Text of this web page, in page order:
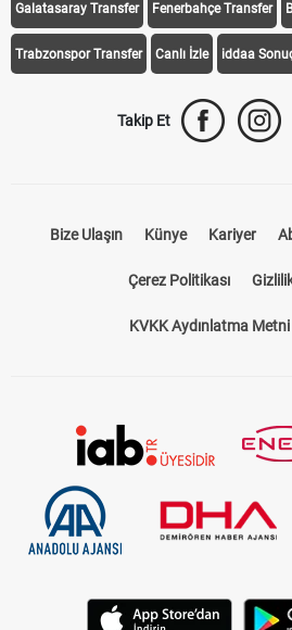
Galatasaray Transfer Fenerbahçe Transfer
Trabzonspor Transfer Canlı İzle iddaa
Takip Et
Bize Ulaşın Künye Kariyer
Çerez Politikası
KVKK Aydınlatma